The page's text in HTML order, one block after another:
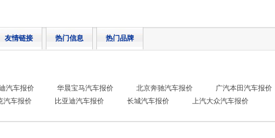
友情链接 热门信息 热门品牌
汽车报价 华晨宝马汽车报价 北京奔驰汽车报价 广汽本田汽车报价
汽车报价
比亚迪汽车报价 长城汽车报价 上汽大众汽车报价